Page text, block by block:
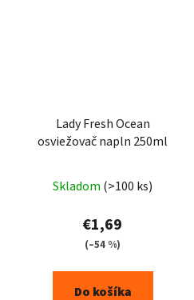
Lady Fresh Ocean
osviežovač napln 250ml
Skladom (>100 ks)
€1,69
(–54 %)
Do košíka